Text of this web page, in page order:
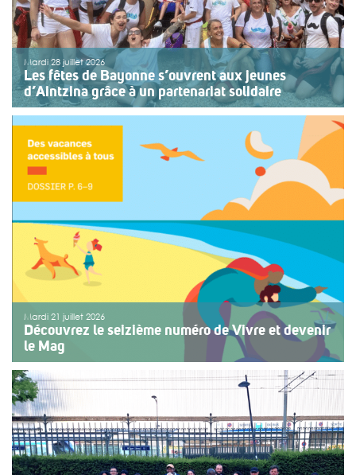
Mardi 28 juillet 2026
Les fêtes de Bayonne s’ouvrent aux jeunes
d’Aintzina grâce à un partenariat solidaire
Une organisation collective au service de l’inclusion
Depuis sept ans, l’association ouvre le premier jour des
fêtes de Bayonne à une structure accompagnant des
enfants ou des adolescents en situation de handicap
ou de fragilité. Cette année, le choix […]
>>Lire la suite
Mardi 21 juillet 2026
Découvrez le seizième numéro de Vivre et devenir
le Mag
Le numéro du mois de juillet 2026 de Vivre et devenir, Le
Mag, vient de paraître. Le dossier central se concentre
sur les vacances pour tous. Vivre et devenir a lancé un
plan d’action afin de rendre les vacances accessibles
[…]
>>Lire la suite